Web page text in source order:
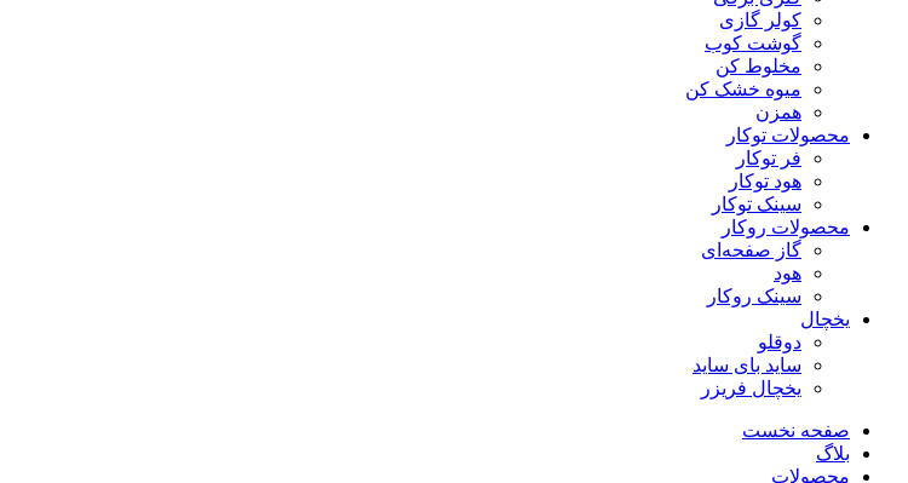
کولر گازی
گوشت کوب
مخلوط کن
میوه خشک کن
همزن
محصولات توکار
فر توکار
هود توکار
سینک توکار
محصولات روکار
گاز صفحه‌ای
هود
سینک روکار
یخچال
دوقلو
ساید بای ساید
یخچال فریزر
صفحه نخست
بلاگ
محصولات